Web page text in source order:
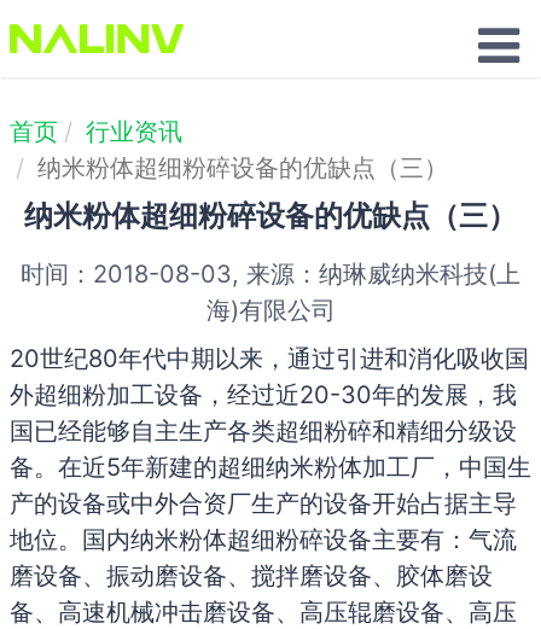
首页
行业资讯
纳米粉体超细粉碎设备的优缺点（三）
纳米粉体超细粉碎设备的优缺点（三）
时间：2018-08-03, 来源：纳琳威纳米科技(上
海)有限公司
20世纪80年代中期以来，通过引进和消化吸收国
外超细粉加工设备，经过近20-30年的发展，我
国已经能够自主生产各类超细粉碎和精细分级设
备。在近5年新建的超细纳米粉体加工厂，中国生
产的设备或中外合资厂生产的设备开始占据主导
地位。国内纳米粉体超细粉碎设备主要有：气流
磨设备、振动磨设备、搅拌磨设备、胶体磨设
备、高速机械冲击磨设备、高压辊磨设备、高压